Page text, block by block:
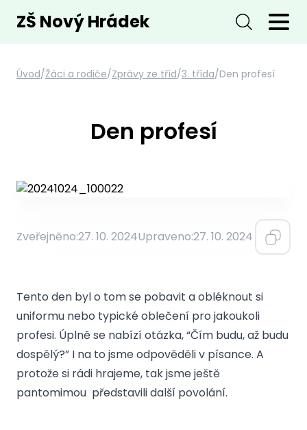
ZŠ Nový Hrádek
Úvod/Žáci a rodiče/Zprávy ze tříd/3. třída/Den profesí
Den profesí
Zveřejněno:27. 10. 2024Upraveno:27. 10. 2024
Tento den byl o tom se pobavit a obléknout si
uniformu nebo typické oblečení pro jakoukoli
profesi. Úplně se nabízí otázka, “Čím budu, až budu
dospělý?” I na to jsme odpověděli v písance. A
protože si rádi hrajeme, tak jsme ještě
pantomimou představili další povolání.